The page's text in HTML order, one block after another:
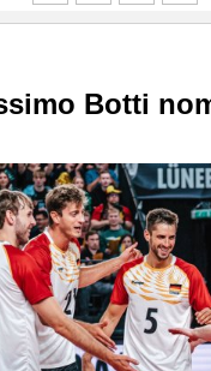
Botti